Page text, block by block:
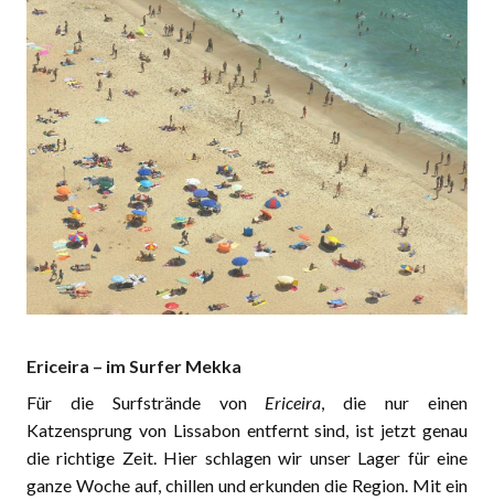
Ericeira – im Surfer Mekka
Für die Surfstrände von Ericeira , die nur einen
Katzensprung von Lissabon entfernt sind, ist jetzt genau
die richtige Zeit. Hier schlagen wir unser Lager für eine
ganze Woche auf, chillen und erkunden die Region. Mit ein